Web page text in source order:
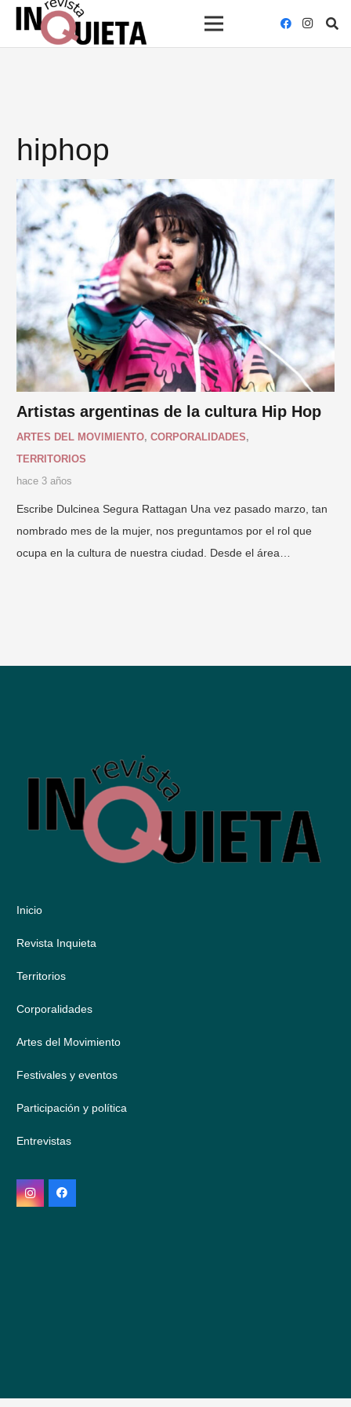
hiphop
Artistas argentinas de la cultura Hip Hop
ARTES DEL MOVIMIENTO, CORPORALIDADES,
TERRITORIOS
hace 3 años
Escribe Dulcinea Segura Rattagan Una vez pasado marzo, tan
nombrado mes de la mujer, nos preguntamos por el rol que
ocupa en la cultura de nuestra ciudad. Desde el área…
Inicio
Revista Inquieta
Territorios
Corporalidades
Artes del Movimiento
Festivales y eventos
Participación y política
Entrevistas